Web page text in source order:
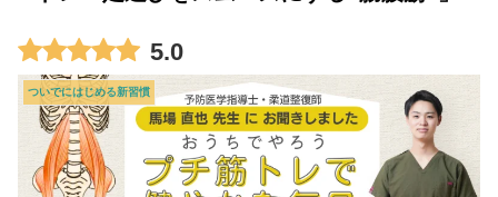
5.0
ついでにはじめる新習慣